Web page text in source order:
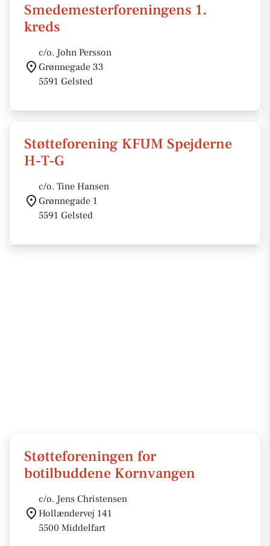
Smedemesterforeningens 1.
kreds
c/o. John Persson
Grønnegade 33
5591 Gelsted
Støtteforening KFUM Spejderne
H-T-G
c/o. Tine Hansen
Grønnegade 1
5591 Gelsted
Støtteforeningen for
botilbuddene Kornvangen
c/o. Jens Christensen
Hollændervej 141
5500 Middelfart